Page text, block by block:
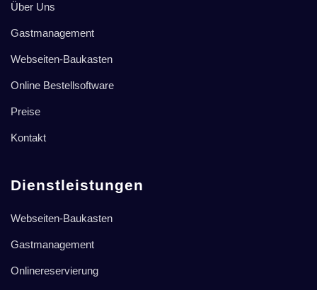
Über Uns
Gastmanagement
Webseiten-Baukasten
Online Bestellsoftware
Preise
Kontakt
Dienstleistungen
Webseiten-Baukasten
Gastmanagement
Onlinereservierung